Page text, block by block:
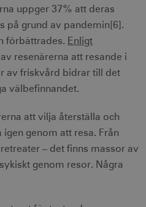
uppger 37% att deras
på grund av pandemin[6].
förbättrades. Enligt
resenärerna att resande i
av friskvård bidrar till det
välbefinnandet.
att vilja återställa och
genom att resa. Från
– det finns massor av
genom resor. Några